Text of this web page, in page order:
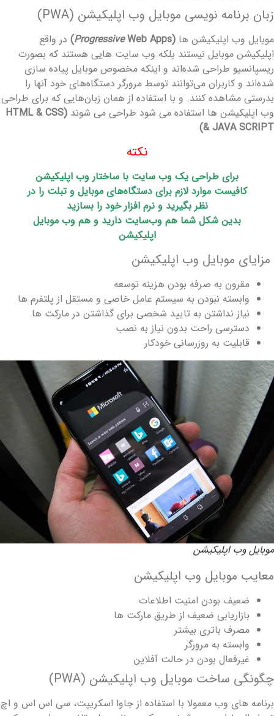
زبان برنامه نویسی موبایل وب اپلیکیشن (PWA)
موبایل وب اپلیکیشن ها (
ProgressiveWeb Apps)
در واقع
اپلیکیشن موبایل نیستند بلکه وب‌ سایت هایی هستند که بصورت
ریسپانسیو طراحی شده‌اند و اینکه مخصوص موبایل پیاده‌ سازی
شده‌اند و کاربران می‌توانند توسط مرورگر دستگاه‌های خود آنها را
بدرستی مشاهده کنند. و با استفاده از همان زبان‌هایی که برای طراحی
وب اپلیکیشن ها استفاده می شود طراحی می شوند (HTML & CSS
& JAVA SCRIPT)
نکته
برای طراحی یک وب سایت با ساختار وب اپلیکیشن
کافیست موارد لازم برای دستگاه‌های موبایل و تبلت را در
نظر بگیرید و نرم‌ افزار خود را بسازید
بدین شکل شما هم وب‌سایت دارید و هم وب موبایل
اپلیکیشن
مزایای موبایل وب اپلیکیشن
مقرون به صرفه بودن هزینه توسعه
وابسته نبودن به سیستم عامل خاصی و مستقل از پلتفرم ها
نیاز نداشتن به تایید شخصی برای گذاشتن در مارکت ها
دسترسی راحت بدون نیاز به نصب
قابلیت به روزرسانی خودکار
موبایل وب اپلیکیشن
معایب موبایل وب اپلیکیشن
ضعیف بودن امنیت اطلاعات
بازاریابی ضعیف از طریق مارکت ها
مصرف باتری بیشتر
وابسته به مرورگر
غیرفعال بودن در حالت آفلاین
چگونگی ساخت موبایل وب اپلیکیشن (PWA)
برنامه های وب معمولا با استفاده از جاوا اسکریپت، سی اس اس و اچ